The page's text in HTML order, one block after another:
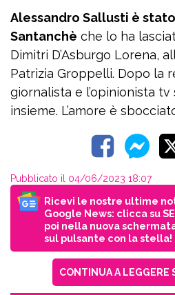
Alessandro Sallusti è
Santanchè che lo ha
Dimitri D’Asburgo Lorena,
Patrizia Groppelli. Dopo la
giornalista e l’opinionista tv
insieme. L’amore è
Pubblicato il 04/06/2023 18:07
Ricevi le nostre ultime
Google News: clicca su
poi nella nuova
sul pulsante con la stella!
CONTINUA A LEGGERE